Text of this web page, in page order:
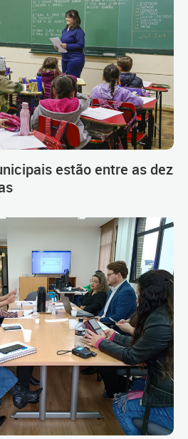
estão entre as dez